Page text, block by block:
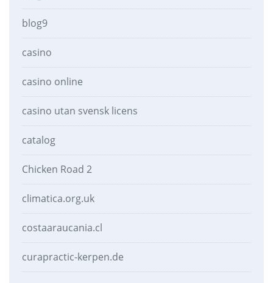
blog9
casino
casino online
casino utan svensk licens
catalog
Chicken Road 2
climatica.org.uk
costaaraucania.cl
curapractic-kerpen.de